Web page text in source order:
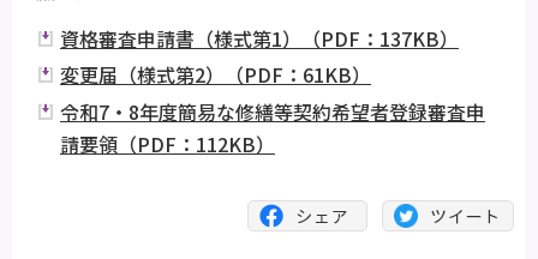
資格審査申請書（様式第1）（PDF：137KB）
変更届（様式第2）（PDF：61KB）
令和7・8年度簡易な修繕等契約希望者登録審査申
請要領（PDF：112KB）